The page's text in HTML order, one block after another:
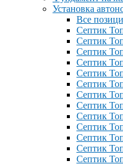
Установка
Все
Септик
Септик
Септик
Септик
Септик
Септик
Септик
Септик
Септик
Септик
Септик
Септик
Септик